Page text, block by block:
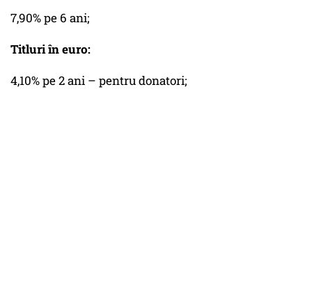
7,90% pe 6 ani;
Titluri în euro:
4,10% pe 2 ani – pentru donatori;